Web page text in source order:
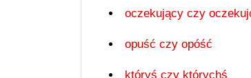
oczekujący czy
opuść czy opóść
któryś czy którychś